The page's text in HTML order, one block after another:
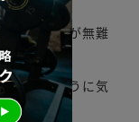
トするのが無難
しないように気